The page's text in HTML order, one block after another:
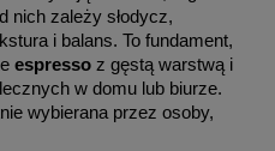
nich zależy słodycz,
i balans. To fundament,
espresso z gęstą warstwą i
w domu lub biurze.
wybierana przez osoby,